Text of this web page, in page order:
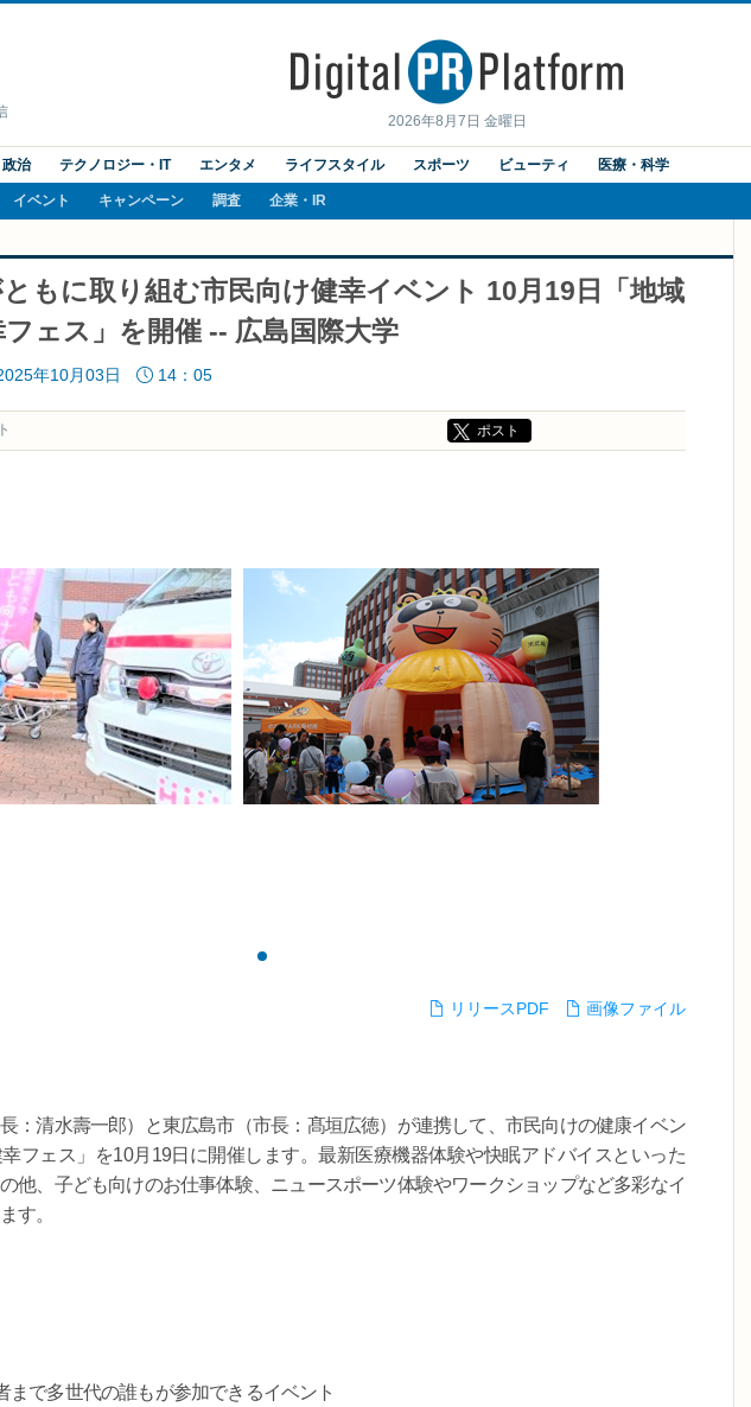
2026年8月7日 金曜日
治 テクノロジー・IT エンタメ ライフスタイル スポーツ ビューティ 医療・科学
イベント キャンペーン 調査 企業・IR
もに取り組む市民向け健幸イベント 10月19日「地域
ェス」を開催 -- 広島国際大学
年10月03日 14：05
ポスト
リリースPDF 画像ファイル
：清水壽一郎）と東広島市（市長：髙垣広徳）が連携して、市民向けの健康イベン
幸フェス」を10月19日に開催します。最新医療機器体験や快眠アドバイスといった
他、子ども向けのお仕事体験、ニュースポーツ体験やワークショップなど多彩なイ
す。
で多世代の誰もが参加できるイベント